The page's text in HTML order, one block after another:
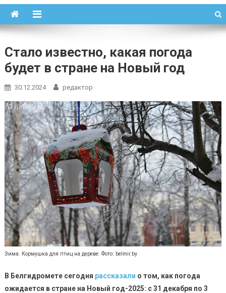
Стало известно, какая погода
будет в стране на Новый год
30.12.2024 редактор
Зима. Кормушка для птиц на дереве. Фото: belmir.by
В Белгидромете сегодня рассказали о том, как погода
ожидается в стране на Новый год-2025: с 31 декабря по 3